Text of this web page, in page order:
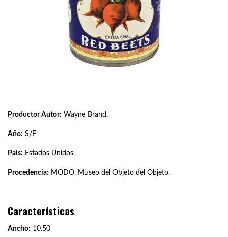
Productor Autor: Wayne Brand.
Año: S/F
País: Estados Unidos.
Procedencia: MODO, Museo del Objeto del Objeto.
Características
Ancho: 10.50